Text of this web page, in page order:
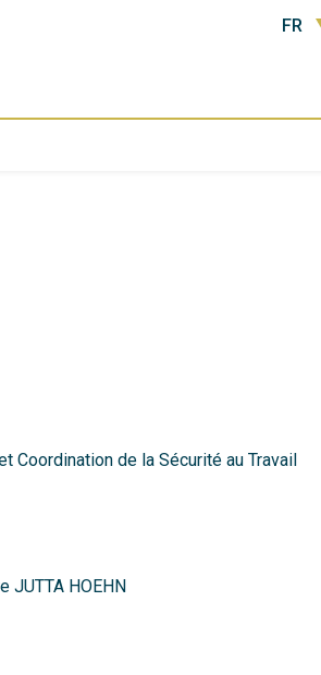
FR
Coordination de la Sécurité au Travail
JUTTA HOEHN